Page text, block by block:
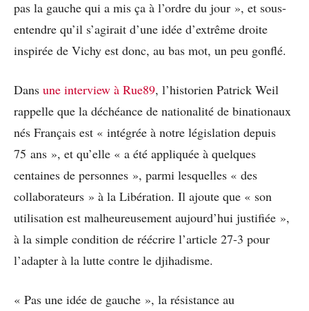
pas la gauche qui a mis ça à l’ordre du jour », et sous-
entendre qu’il s’agirait d’une idée d’extrême droite
inspirée de Vichy est donc, au bas mot, un peu gonflé.
Dans une interview à Rue89, l’historien Patrick Weil
rappelle que la déchéance de nationalité de binationaux
nés Français est « intégrée à notre législation depuis
75 ans », et qu’elle « a été appliquée à quelques
centaines de personnes », parmi lesquelles « des
collaborateurs » à la Libération. Il ajoute que « son
utilisation est malheureusement aujourd’hui justifiée »,
à la simple condition de réécrire l’article 27-3 pour
l’adapter à la lutte contre le djihadisme.
« Pas une idée de gauche », la résistance au